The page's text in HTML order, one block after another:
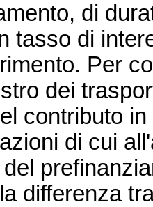
di
tasso di
Per
dei
contributo
di cui
differenza